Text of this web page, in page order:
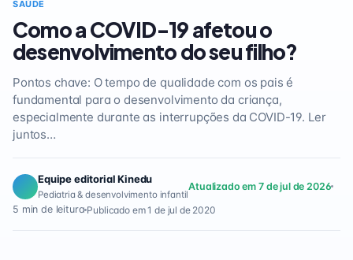
SAÚDE
Como a COVID-19 afetou o
desenvolvimento do seu filho?
Pontos chave: O tempo de qualidade com os pais é
fundamental para o desenvolvimento da criança,
especialmente durante as interrupções da COVID-19. Ler
juntos…
Equipe editorial Kinedu
Pediatria & desenvolvimento infantil
Atualizado em 7 de jul de 2026
5 min de leitura Publicado em 1 de jul de 2020